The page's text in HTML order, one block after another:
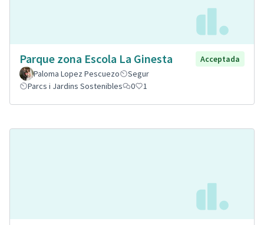
Parque zona Escola La Ginesta
Acceptada
Paloma Lopez Pescuezo
Segur
Parcs i Jardins Sostenibles
0 1